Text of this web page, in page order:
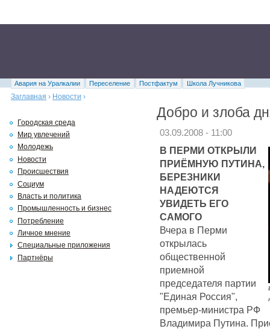
Авария на Уралкалии Переселение Постфактум
Школа Лучникова
Заглавная › Новости ›
Добро и злоба
03.09.2008 - 11:00
В ПЕРМИ ОТКРЫЛИ
ПРИЁМНУЮ ПУТИНА,
БЕРЕЗНИКИ
НАДЕЮТСЯ
УВИДЕТЬ ЕГО
САМОГО
Вчера в Перми
открылась
общественной
приемной
председателя партии
"Единая Россия",
премьер-министра РФ
Владимира Путина.
Городская среда
Мир увлечений
Молодежь
Новости
Происшествия
Социум
Власть и политика
Промышленность и бизнес
Потребление
Личное мнение
Специальные приложения
Партнёры